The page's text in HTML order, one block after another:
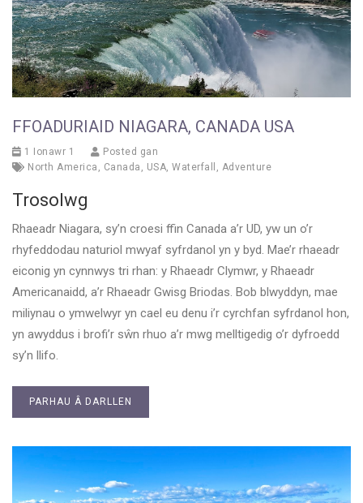
FFOADURIAID NIAGARA, CANADA USA
1 Ionawr 1
Posted gan
North America , Canada , USA, Waterfall , Adventure
Trosolwg
Rhaeadr Niagara, sy’n croesi ffin Canada a’r UD, yw un o’r
rhyfeddodau naturiol mwyaf syfrdanol yn y byd. Mae’r rhaeadr
eiconig yn cynnwys tri rhan: y Rhaeadr Clymwr, y Rhaeadr
Americanaidd, a’r Rhaeadr Gwisg Briodas. Bob blwyddyn, mae
miliynau o ymwelwyr yn cael eu denu i’r cyrchfan syfrdanol hon,
yn awyddus i brofi’r sŵn rhuo a’r mwg melltigedig o’r dyfroedd
sy’n llifo.
PARHAU Â DARLLEN